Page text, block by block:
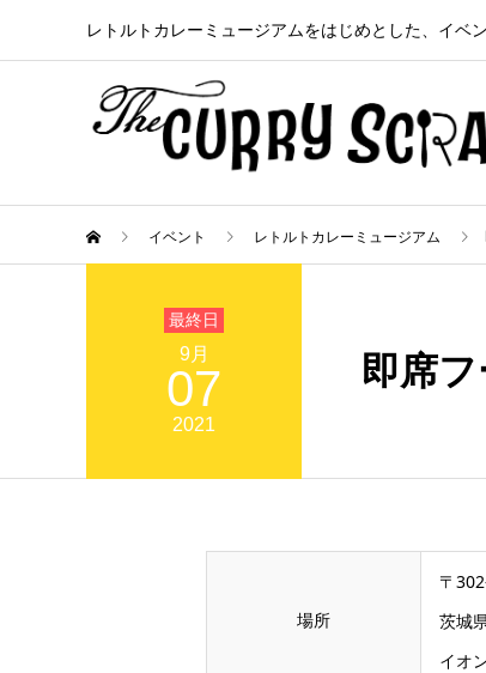
レトルトカレーミュージアムをはじめとした、イベ
イベント レトルトカレーミュージアム
9月
07
2021
即席
場所
〒
茨城
イオ